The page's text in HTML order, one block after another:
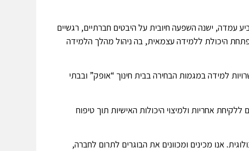
עמדה, ישנה השפעה חיובית על היבטים חברתיים, רגשיים
היכולת ללמידה עצמאית, בה ניהול מהלך הלמידה
למידה במגמות הבחירה בבית חינוך “אופק” ובבתי
אחריות ולמיצוי היכולות האישיות תוך טיפוח
אנו מכינים ומכוונים את הבוגרים לתרום לחברה,